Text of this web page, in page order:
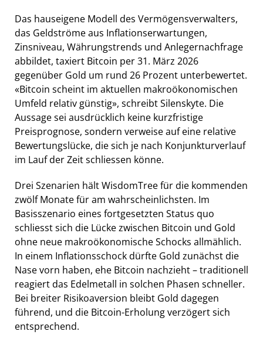
Das hauseigene Modell des Vermögensverwalters,
das Geldströme aus Inflationserwartungen,
Zinsniveau, Währungstrends und Anlegernachfrage
abbildet, taxiert Bitcoin per 31. März 2026
gegenüber Gold um rund 26 Prozent unterbewertet.
«Bitcoin scheint im aktuellen makroökonomischen
Umfeld relativ günstig», schreibt Silenskyte. Die
Aussage sei ausdrücklich keine kurzfristige
Preisprognose, sondern verweise auf eine relative
Bewertungslücke, die sich je nach Konjunkturverlauf
im Lauf der Zeit schliessen könne.
Drei Szenarien hält WisdomTree für die kommenden
zwölf Monate für am wahrscheinlichsten. Im
Basisszenario eines fortgesetzten Status quo
schliesst sich die Lücke zwischen Bitcoin und Gold
ohne neue makroökonomische Schocks allmählich.
In einem Inflationsschock dürfte Gold zunächst die
Nase vorn haben, ehe Bitcoin nachzieht – traditionell
reagiert das Edelmetall in solchen Phasen schneller.
Bei breiter Risikoaversion bleibt Gold dagegen
führend, und die Bitcoin-Erholung verzögert sich
entsprechend.